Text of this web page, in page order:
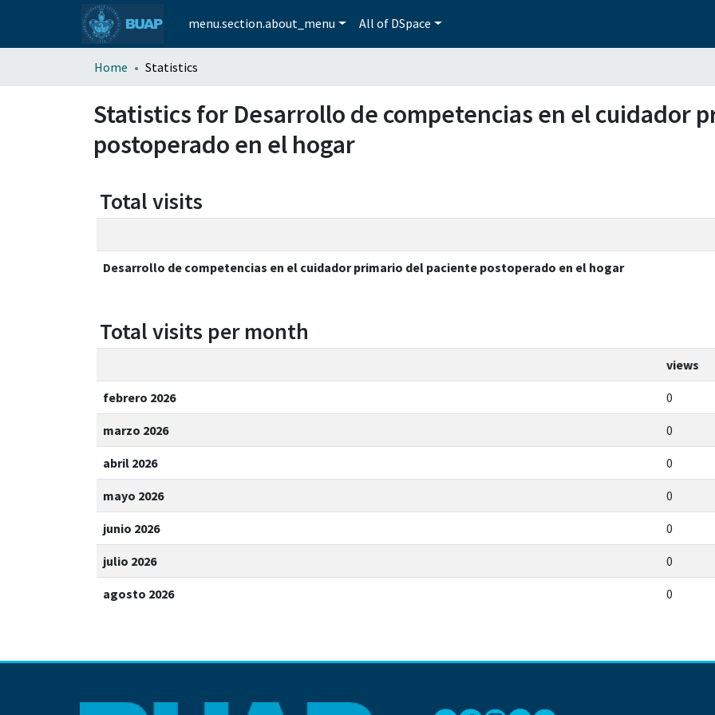
menu.section.about_menu All of DSpace
Home Statistics
Statistics for Desarrollo de competencias en el cuidador
postoperado en el hogar
Total visits
Desarrollo de competencias en el cuidador primario del paciente postoperado en el hogar
Total visits per month
views
febrero 2026 0
marzo 2026 0
abril 2026 0
mayo 2026 0
junio 2026 0
julio 2026 0
agosto 2026 0